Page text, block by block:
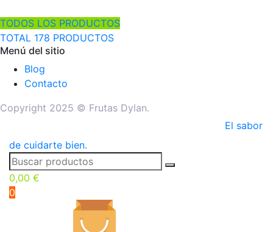
TODOS LOS PRODUCTOS
TOTAL 178 PRODUCTOS
Menú del sitio
Blog
Contacto
Copyright 2025 © Frutas Dylan.
El sabor
de cuidarte bien.
0,00 €
0